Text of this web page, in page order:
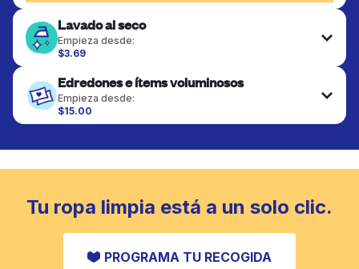
Lavado al seco
Empieza desde:
$3.69
terminan de forma profesional. Adecuado para
trajes, vestidos, abrigos y telas que requieren
cuidado especial para mantener su forma, color y
textura.
Edredones e ítems voluminosos
Empieza desde:
$15.00
Los artículos grandes como edredones, mantas y
completamente. Diseñado para refrescar piezas
más pesadas que no caben en una lavadora
CONSULTAR PRECIOS
Tu ropa limpia está a un solo clic.
PROGRAMA TU RECOGIDA